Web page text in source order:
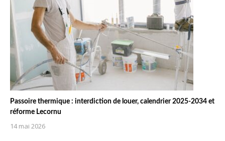
Passoire thermique : interdiction de louer, calendrier 2025-2034 et
réforme Lecornu
14 mai 2026